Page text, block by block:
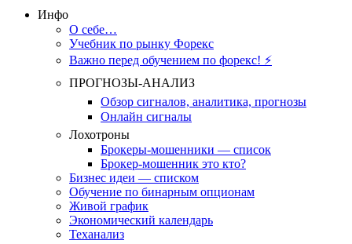
Инфо
О себе…
Учебник по рынку Форекс
Важно перед обучением по форекс! ⚡
ПРОГНОЗЫ-АНАЛИЗ
Обзор сигналов, аналитика, прогнозы
Онлайн сигналы
Лохотроны
Брокеры-мошенники — список
Брокер-мошенник это кто?
Бизнес идеи — списком
Обучение по бинарным опционам
Живой график
Экономический календарь
Теханализ